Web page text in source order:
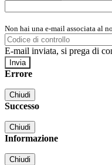
Non hai una e-mail associata al
E-mail inviata, si prega di
Errore
Chiudi
Successo
Chiudi
Informazione
Chiudi